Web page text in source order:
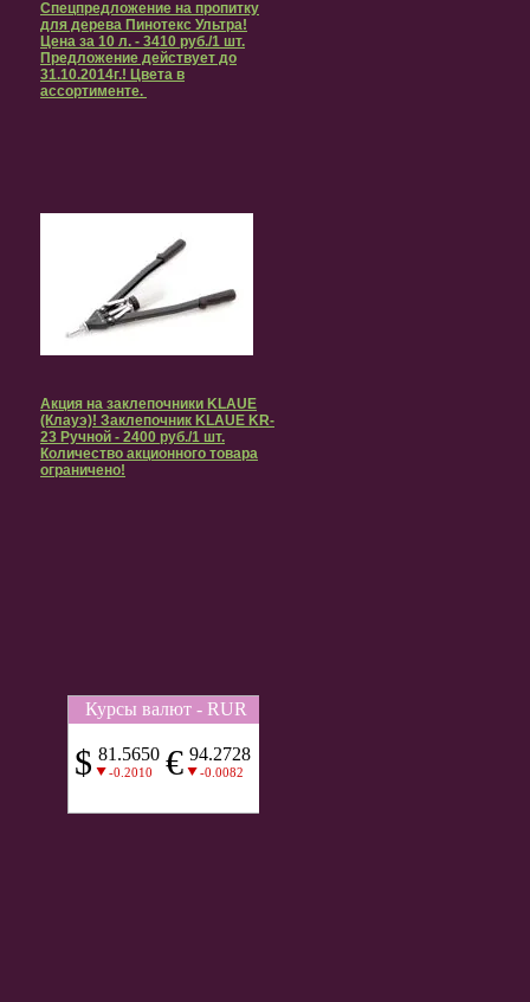
Спецпредложение на пропитку
для дерева Пинотекс Ультра!
Цена за 10 л. - 3410 руб./1 шт.
Предложение действует до
31.10.2014г.! Цвета в
ассортименте.
Акция на заклепочники KLAUE
(Клауэ)! Заклепочник KLAUE KR-
23 Ручной - 2400 руб./1 шт.
Количество акционного товара
ограничено!